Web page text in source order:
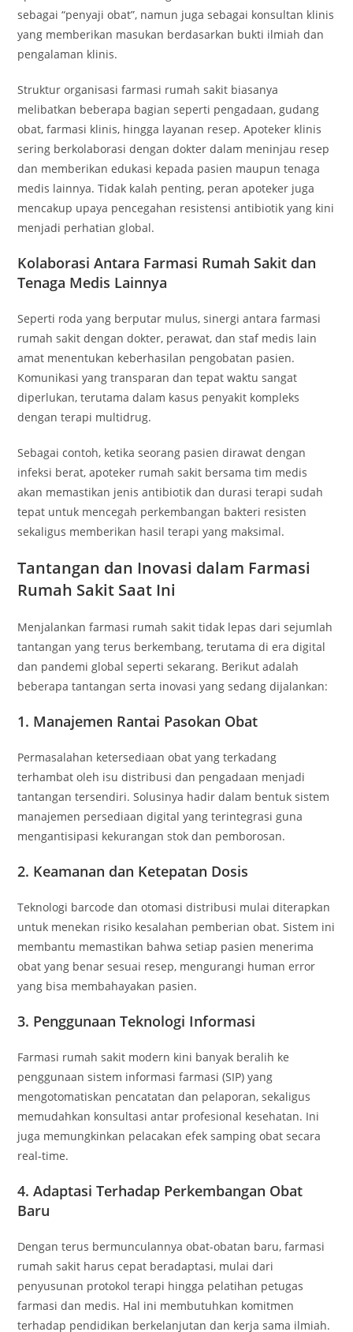
sebagai “penyaji obat”, namun juga sebagai konsultan klinis
yang memberikan masukan berdasarkan bukti ilmiah dan
pengalaman klinis.
Struktur organisasi farmasi rumah sakit biasanya
melibatkan beberapa bagian seperti pengadaan, gudang
obat, farmasi klinis, hingga layanan resep. Apoteker klinis
sering berkolaborasi dengan dokter dalam meninjau resep
dan memberikan edukasi kepada pasien maupun tenaga
medis lainnya. Tidak kalah penting, peran apoteker juga
mencakup upaya pencegahan resistensi antibiotik yang kini
menjadi perhatian global.
Kolaborasi Antara Farmasi Rumah Sakit dan
Tenaga Medis Lainnya
Seperti roda yang berputar mulus, sinergi antara farmasi
rumah sakit dengan dokter, perawat, dan staf medis lain
amat menentukan keberhasilan pengobatan pasien.
Komunikasi yang transparan dan tepat waktu sangat
diperlukan, terutama dalam kasus penyakit kompleks
dengan terapi multidrug.
Sebagai contoh, ketika seorang pasien dirawat dengan
infeksi berat, apoteker rumah sakit bersama tim medis
akan memastikan jenis antibiotik dan durasi terapi sudah
tepat untuk mencegah perkembangan bakteri resisten
sekaligus memberikan hasil terapi yang maksimal.
Tantangan dan Inovasi dalam Farmasi
Rumah Sakit Saat Ini
Menjalankan farmasi rumah sakit tidak lepas dari sejumlah
tantangan yang terus berkembang, terutama di era digital
dan pandemi global seperti sekarang. Berikut adalah
beberapa tantangan serta inovasi yang sedang dijalankan:
1. Manajemen Rantai Pasokan Obat
Permasalahan ketersediaan obat yang terkadang
terhambat oleh isu distribusi dan pengadaan menjadi
tantangan tersendiri. Solusinya hadir dalam bentuk sistem
manajemen persediaan digital yang terintegrasi guna
mengantisipasi kekurangan stok dan pemborosan.
2. Keamanan dan Ketepatan Dosis
Teknologi barcode dan otomasi distribusi mulai diterapkan
untuk menekan risiko kesalahan pemberian obat. Sistem ini
membantu memastikan bahwa setiap pasien menerima
obat yang benar sesuai resep, mengurangi human error
yang bisa membahayakan pasien.
3. Penggunaan Teknologi Informasi
Farmasi rumah sakit modern kini banyak beralih ke
penggunaan sistem informasi farmasi (SIP) yang
mengotomatiskan pencatatan dan pelaporan, sekaligus
memudahkan konsultasi antar profesional kesehatan. Ini
juga memungkinkan pelacakan efek samping obat secara
real-time.
4. Adaptasi Terhadap Perkembangan Obat
Baru
Dengan terus bermunculannya obat-obatan baru, farmasi
rumah sakit harus cepat beradaptasi, mulai dari
penyusunan protokol terapi hingga pelatihan petugas
farmasi dan medis. Hal ini membutuhkan komitmen
terhadap pendidikan berkelanjutan dan kerja sama ilmiah.